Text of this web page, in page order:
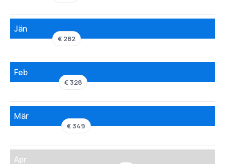
Jän
€ 282
Feb
€ 328
Mär
€ 349
Apr